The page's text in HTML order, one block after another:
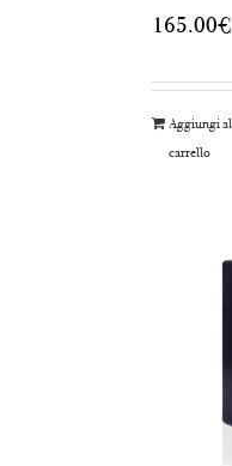
165.00€
Aggiungi al
carrello